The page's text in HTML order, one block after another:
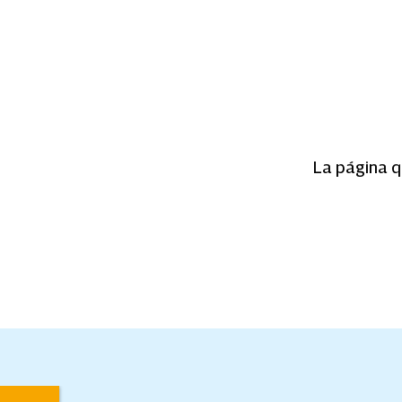
La página